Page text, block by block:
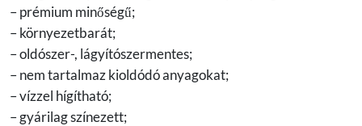
– prémium minőségű;
– környezetbarát;
– oldószer-, lágyítószermentes;
– nem tartalmaz kioldódó anyagokat;
– vízzel hígítható;
– gyárilag színezett;